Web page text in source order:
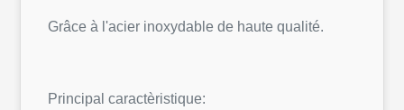
Grâce à l'acier inoxydable de haute qualité.
Principal caractèristique: